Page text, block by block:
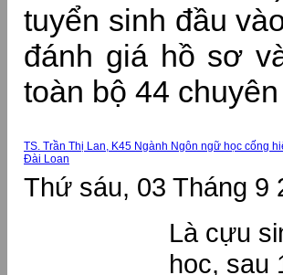
tuyển sinh đầu
đánh giá hồ sơ
toàn bộ 44
TS. Trần Thị Lan, K45 Ngành Ngôn ngữ học cống
Đài Loan
Thứ sáu, 03 Tháng 9
Là cựu
học, sau